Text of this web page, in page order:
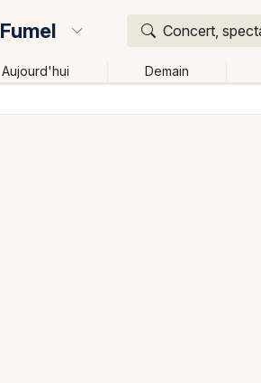
Fumel Concert,
Aujourd'hui Demain